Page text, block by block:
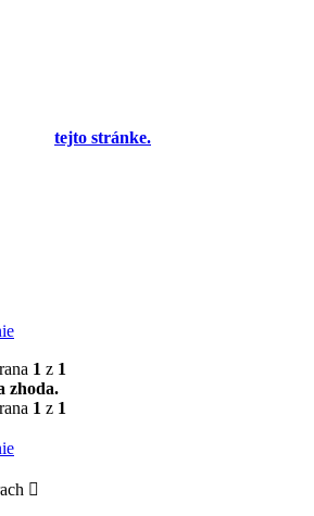
tejto stránke.
1 z 1
zhoda.
1 z 1